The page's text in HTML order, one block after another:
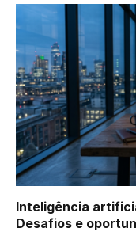
Inteligência
Desafios e